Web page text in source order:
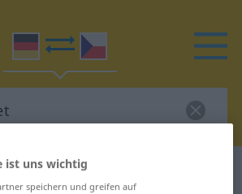
Wörterbuch
ist uns wichtig
speichern und greifen auf